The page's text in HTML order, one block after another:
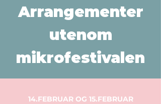
Arrangementer
utenom
mikrofestivalen
14.FEBRUAR OG 15.FEBRUAR